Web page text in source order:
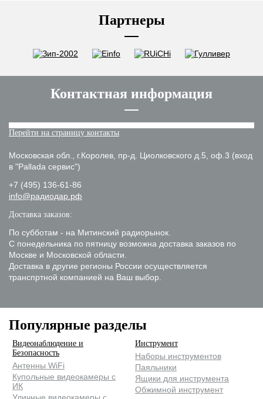
Партнеры
Контактная информация
Перейти на страницу контакты
Московская обл., г.Королев, пр-д. Циолковского д.5, оф.3 (вход
в "Pallada сервис")
+7 (495) 136-61-86
info@радиодар.рф
Доставка заказов:
По субботам - на Митинский радиорынок.
С понедельника по пятницу возможна доставка заказов по
Москве и Московской области.
Доставка в другие регионы России осуществляется
транспртной компанией на Ваш выбор.
Популярные разделы
Видеонаблюдение и
Безопасность
Антенны WiFi
Купольные видеокамеры с
ИК
Инструмент
Наборы инструментов
Паяльники
Ящики для инструмента
Обжимной инструмент